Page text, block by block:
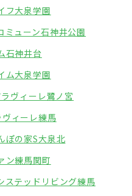
フ大泉学園
ミューン石神井公園
石神井台
ム大泉学園
ヴィーレ鷺ノ宮
ィーレ練馬
ぽの家S大泉北
ン練馬関町
ステッドリビング練馬